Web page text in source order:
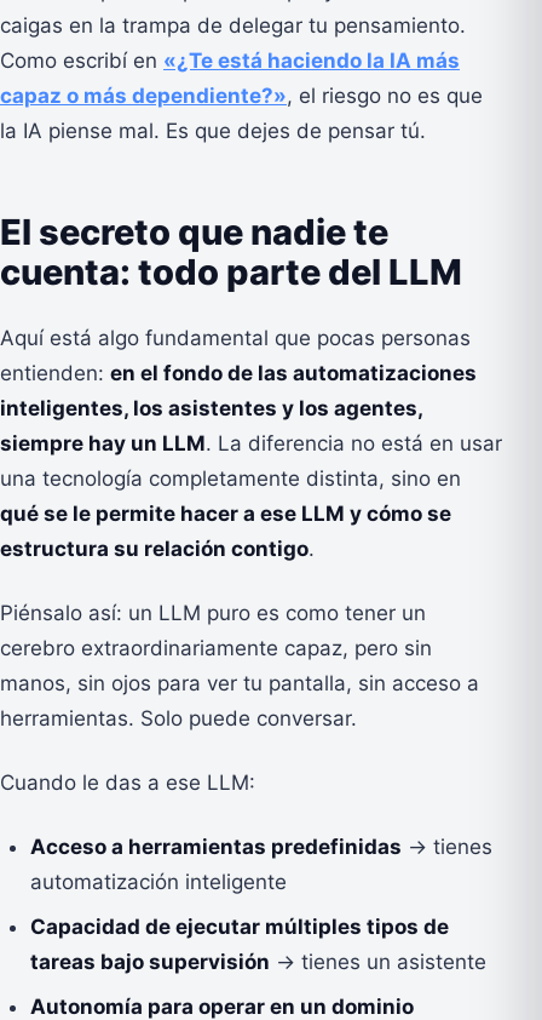
caigas en la trampa de delegar tu pensamiento.
Como escribí en «¿Te está haciendo la IA más
capaz o más dependiente?», el riesgo no es que
la IA piense mal. Es que dejes de pensar tú.
El secreto que nadie te
cuenta: todo parte del LLM
Aquí está algo fundamental que pocas personas
entienden: en el fondo de las automatizaciones
inteligentes, los asistentes y los agentes,
siempre hay un LLM. La diferencia no está en usar
una tecnología completamente distinta, sino en
qué se le permite hacer a ese LLM y cómo se
estructura su relación contigo.
Piénsalo así: un LLM puro es como tener un
cerebro extraordinariamente capaz, pero sin
manos, sin ojos para ver tu pantalla, sin acceso a
herramientas. Solo puede conversar.
Cuando le das a ese LLM:
Acceso a herramientas predefinidas → tienes
automatización inteligente
Capacidad de ejecutar múltiples tipos de
tareas bajo supervisión → tienes un asistente
Autonomía para operar en un dominio